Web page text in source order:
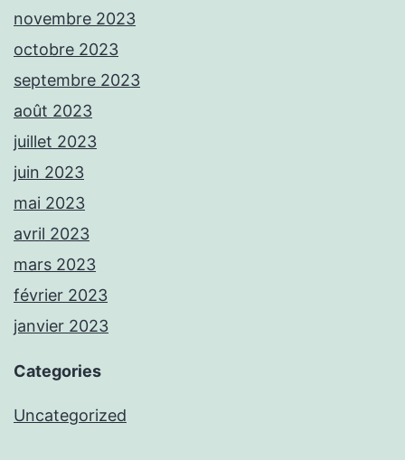
novembre 2023
octobre 2023
septembre 2023
août 2023
juillet 2023
juin 2023
mai 2023
avril 2023
mars 2023
février 2023
janvier 2023
Categories
Uncategorized